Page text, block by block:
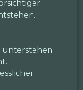
unterstehen